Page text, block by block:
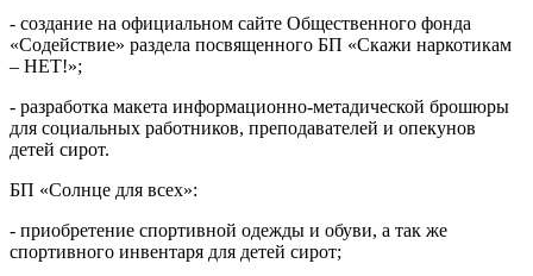
- создание на официальном сайте Общественного фонда
«Содействие» раздела посвященного БП «Скажи наркотикам
– НЕТ!»;
- разработка макета информационно-метадической брошюры
для социальных работников, преподавателей и опекунов
детей сирот.
БП «Солнце для всех»:
- приобретение спортивной одежды и обуви, а так же
спортивного инвентаря для детей сирот;